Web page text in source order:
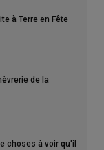
à Terre en Fête
de la
choses à voir qu'il